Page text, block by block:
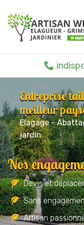
Entreprise
meilleur
Elagage -
jardin
Nos
Devis et
Sans
Artisan